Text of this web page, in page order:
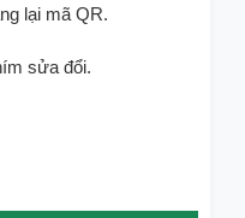
lại mã QR.
sửa đổi.